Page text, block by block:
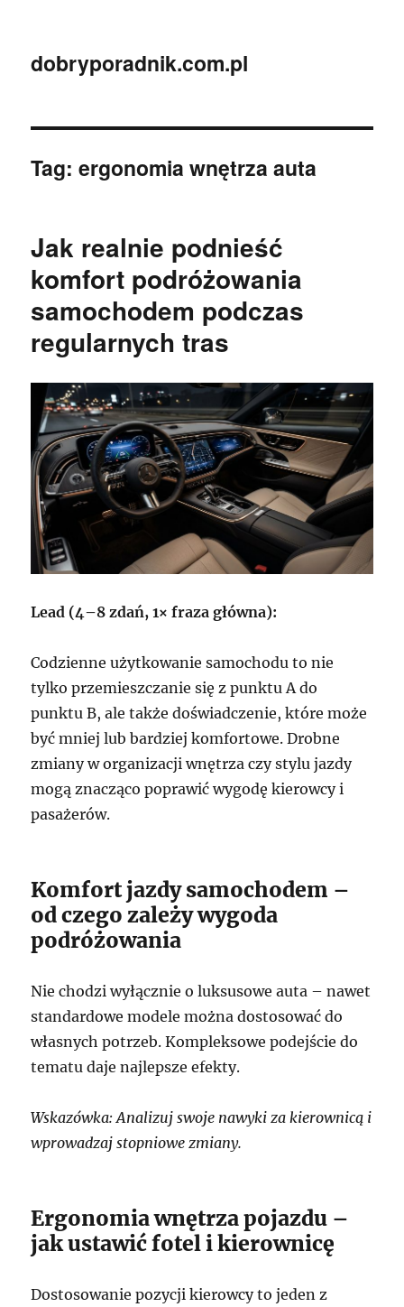
dobryporadnik.com.pl
Tag:ergonomia wnętrza auta
Jak realnie podnieść
komfort podróżowania
samochodem podczas
regularnych tras
Lead (4–8 zdań, 1× fraza główna):
Codzienne użytkowanie samochodu to nie
tylko przemieszczanie się z punktu A do
punktu B, ale także doświadczenie, które może
być mniej lub bardziej komfortowe. Drobne
zmiany w organizacji wnętrza czy stylu jazdy
mogą znacząco poprawić wygodę kierowcy i
pasażerów.
Komfort jazdy samochodem –
od czego zależy wygoda
podróżowania
Nie chodzi wyłącznie o luksusowe auta – nawet
standardowe modele można dostosować do
własnych potrzeb. Kompleksowe podejście do
tematu daje najlepsze efekty.
Wskazówka: Analizuj swoje nawyki za kierownicą i
wprowadzaj stopniowe zmiany.
Ergonomia wnętrza pojazdu –
jak ustawić fotel i kierownicę
Dostosowanie pozycji kierowcy to jeden z